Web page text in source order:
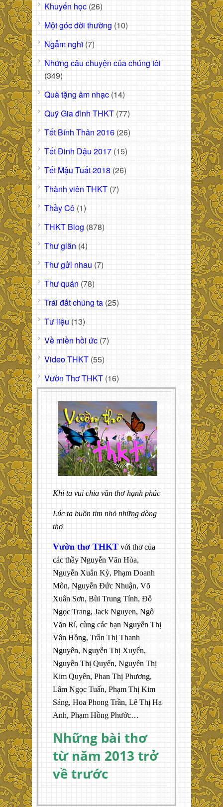
Khuyến học (26)
Một góc đời thường (10)
Ngẫm nghĩ(7)
Những câu chuyện của chúng tôi
(349)
Quà tặng âm nhạc (14)
Quỹ Gia đình THKT (77)
Tết Bính Thân 2016 (26)
Tết Đinh Dậu 2017 (15)
Tết Mậu Tuất 2018 (26)
Thành viên THKT (7)
Thầy Cô (1)
THKT Blog (878)
Thư giãn (4)
Thư gửi nhau (7)
Thư quán (78)
Trái đất chúng ta (25)
Tư liệu (13)
Về miền hồi ức (7)
Video THKT (55)
Vườn Thơ THKT (16)
Khi ta vui chia vần thơ hạnh phúc
Lúc ta buồn tim nhỏ những dòng
thơ
Vườn thơ THKT với thơ của
các thầy Nguyễn Văn Hòa,
Nguyễn Xuân Kỳ, Phạm Doanh
Môn, Nguyễn Đức Nhuận, Võ
Xuân Sơn, Bùi Trung Tính, Đỗ
Ngọc Trang, Jack Nguyen, Ngô
Văn Rí, cùng các bạn Nguyễn Thị
Vân Hồng, Trần Thị Thanh
Nguyên, Nguyễn Thị Xuyến,
Nguyễn Thị Quyến, Nguyễn Thị
Kim Quyên, Phan Thị Phương,
Lâm Ngọc Tuấn, Phạm Thị Kim
Sáng, Hoa Phong Trần, Lê Thị Hạ
Anh, Phạm Hồng Phước…
Những bài thơ
từ năm 2013 trở
về trước